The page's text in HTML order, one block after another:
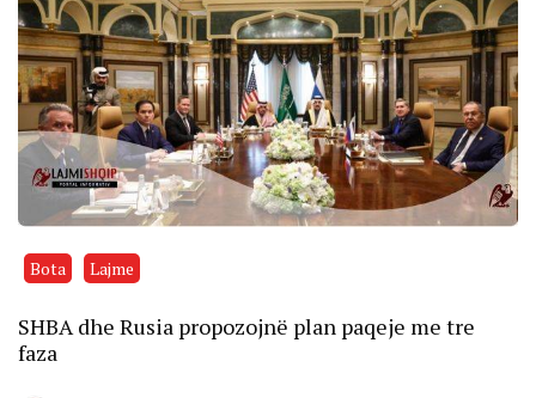
Bota Lajme
SHBA dhe Rusia propozojnë plan paqeje me tre
faza